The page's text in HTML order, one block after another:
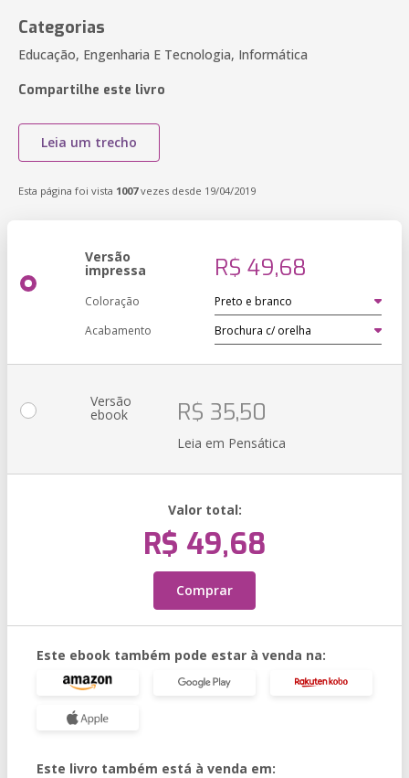
Categorias
Educação, Engenharia E Tecnologia, Informática
Compartilhe este livro
Leia um trecho
Esta página foi vista 1007vezes desde 19/04/2019
Versão
impressa R$ 49,68
Coloração
Acabamento
Versão
ebook R$ 35,50
Leia em Pensática
Valor total:
R$ 49,68
Comprar
Este ebook também pode estar à venda na:
Este livro também está à venda em: